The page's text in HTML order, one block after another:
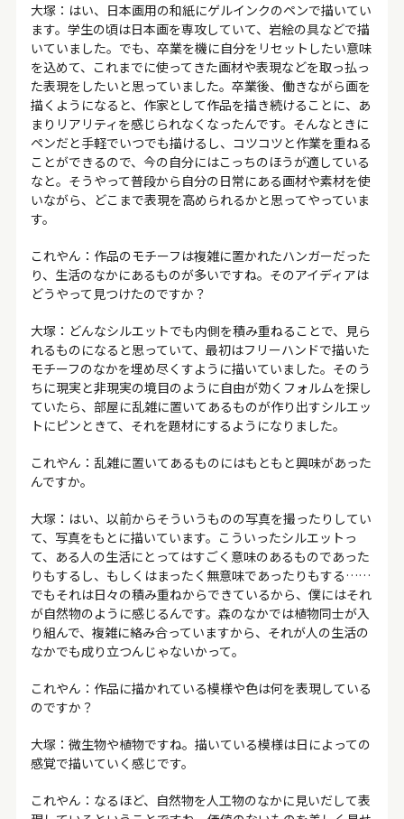
大塚：はい、日本画用の和紙にゲルインクのペンで描いてい
ます。学生の頃は日本画を専攻していて、岩絵の具などで描
いていました。でも、卒業を機に自分をリセットしたい意味
を込めて、これまでに使ってきた画材や表現などを取っ払っ
た表現をしたいと思っていました。卒業後、働きながら画を
描くようになると、作家として作品を描き続けることに、あ
まりリアリティを感じられなくなったんです。そんなときに
ペンだと手軽でいつでも描けるし、コツコツと作業を重ねる
ことができるので、今の自分にはこっちのほうが適している
なと。そうやって普段から自分の日常にある画材や素材を使
いながら、どこまで表現を高められるかと思ってやっていま
す。
これやん：作品のモチーフは複雑に置かれたハンガーだった
り、生活のなかにあるものが多いですね。そのアイディアは
どうやって見つけたのですか？
大塚：どんなシルエットでも内側を積み重ねることで、見ら
れるものになると思っていて、最初はフリーハンドで描いた
モチーフのなかを埋め尽くすように描いていました。そのう
ちに現実と非現実の境目のように自由が効くフォルムを探し
ていたら、部屋に乱雑に置いてあるものが作り出すシルエッ
トにピンときて、それを題材にするようになりました。
これやん：乱雑に置いてあるものにはもともと興味があった
んですか。
大塚：はい、以前からそういうものの写真を撮ったりしてい
て、写真をもとに描いています。こういったシルエットっ
て、ある人の生活にとってはすごく意味のあるものであった
りもするし、もしくはまったく無意味であったりもする……
でもそれは日々の積み重ねからできているから、僕にはそれ
が自然物のように感じるんです。森のなかでは植物同士が入
り組んで、複雑に絡み合っていますから、それが人の生活の
なかでも成り立つんじゃないかって。
これやん：作品に描かれている模様や色は何を表現している
のですか？
大塚：微生物や植物ですね。描いている模様は日によっての
感覚で描いていく感じです。
これやん：なるほど、自然物を人工物のなかに見いだして表